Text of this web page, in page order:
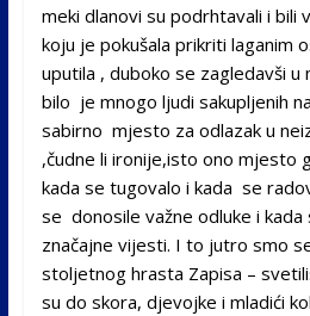
meki dlanovi su podrhtavali i bili
koju je pokušala prikriti laganim
uputila , duboko se zagledavši u
bilo je mnogo ljudi sakupljenih
sabirno mjesto za odlazak u
,čudne li ironije,isto ono mjesto
kada se tugovalo i kada se
se donosile važne odluke i kada
značajne vijesti. I to jutro smo
stoljetnog hrasta Zapisa –
su do skora, djevojke i mladići